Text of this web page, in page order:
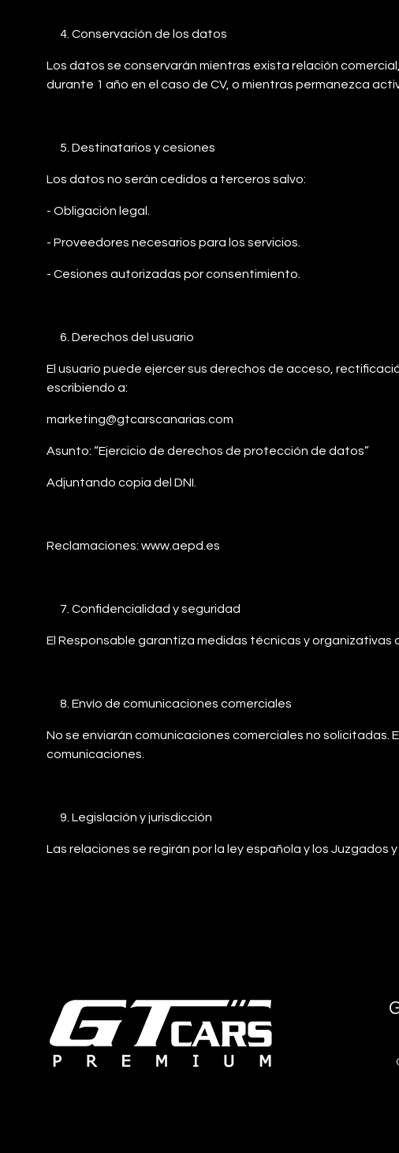
Conservación de los datos
Los datos se conservarán mientras exista relación
durante 1 año en el caso de CV, o mientras permanezca
Destinatarios y cesiones
Los datos no serán cedidos a terceros salvo:
- Obligación legal.
- Proveedores necesarios para los servicios.
- Cesiones autorizadas por consentimiento.
Derechos del usuario
El usuario puede ejercer sus derechos de acceso,
escribiendo a:
marketing@gtcarscanarias.com
Asunto: “Ejercicio de derechos de protección de datos”
Adjuntando copia del DNI.
Reclamaciones: www.aepd.es
Confidencialidad y seguridad
El Responsable garantiza medidas técnicas y
Envío de comunicaciones comerciales
No se enviarán comunicaciones comerciales no solicitadas.
comunicaciones.
Legislación y jurisdicción
Las relaciones se regirán por la ley española y los Juzgados